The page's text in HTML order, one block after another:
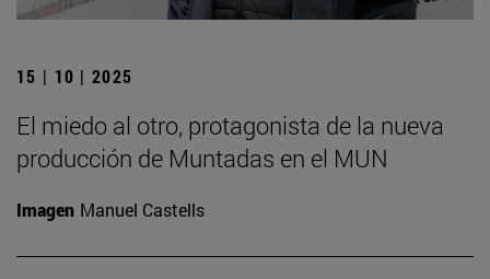
15 | 10 | 2025
El miedo al otro, protagonista de la nueva
producción de Muntadas en el MUN
Imagen Manuel Castells